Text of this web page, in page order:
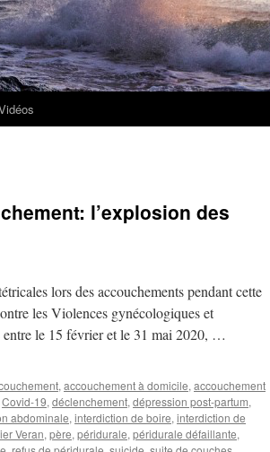
l’explosion des
lors des accouchements pendant cette
les Violences gynécologiques et
entre le 15 février et le 31 mai 2020, …
, accouchement à domicile, accouchement
Covid-19, déclenchement, dépression post-partum,
abdominale, interdiction de boire, interdiction de
Veran, père, péridurale, péridurale défaillante,